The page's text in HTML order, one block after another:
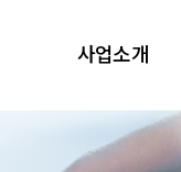
사업소개